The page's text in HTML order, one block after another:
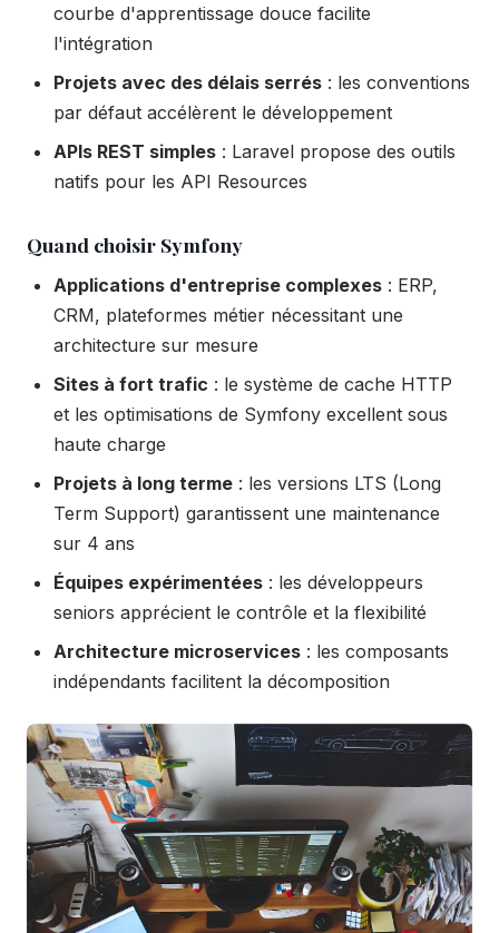
courbe d'apprentissage douce facilite
l'intégration
Projets avec des délais serrés : les conventions
par défaut accélèrent le développement
APIs REST simples : Laravel propose des outils
natifs pour les API Resources
Quand choisir Symfony
Applications d'entreprise complexes : ERP,
CRM, plateformes métier nécessitant une
architecture sur mesure
Sites à fort trafic : le système de cache HTTP
et les optimisations de Symfony excellent sous
haute charge
Projets à long terme : les versions LTS (Long
Term Support) garantissent une maintenance
sur 4 ans
Équipes expérimentées : les développeurs
seniors apprécient le contrôle et la flexibilité
Architecture microservices : les composants
indépendants facilitent la décomposition